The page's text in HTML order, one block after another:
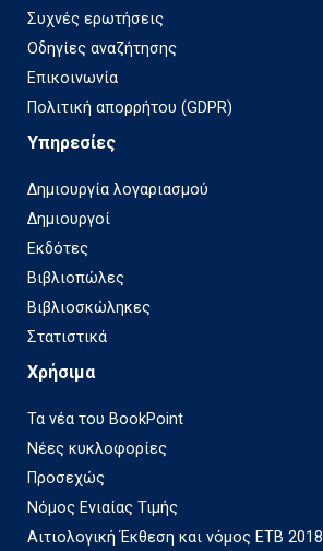
Συχνές ερωτήσεις
Οδηγίες αναζήτησης
Επικοινωνία
Πολιτική απορρήτου (GDPR)
Υπηρεσίες
Δημιουργία λογαριασμού
Δημιουργοί
Εκδότες
Βιβλιοπώλες
Βιβλιοσκώληκες
Στατιστικά
Χρήσιμα
Τα νέα του BookPoint
Νέες κυκλοφορίες
Προσεχώς
Νόμος Ενιαίας Τιμής
Αιτιολογική Έκθεση και νόμος ΕΤΒ 2018